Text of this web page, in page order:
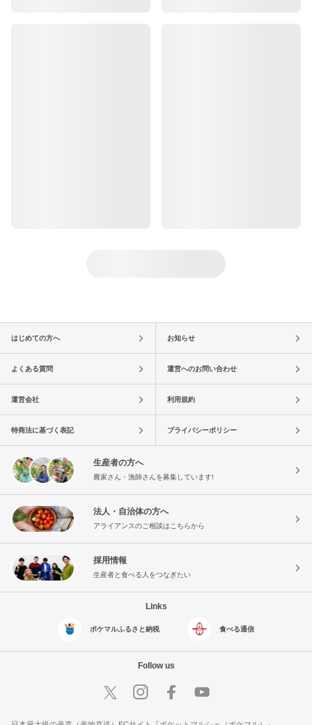
はじめての方へ お知らせ
よくある質問 運営へのお問い合わせ
運営会社 利用規約
特商法に基づく表記 プライバシーポリシー
生産者の方へ
農家さん・漁師さんを募集しています!
法人・自治体の方へ
アライアンスのご相談はこちらから
採用情報
生産者と食べる人をつなぎたい
Links
ポケマルふるさと納税 食べる通信
Follow us